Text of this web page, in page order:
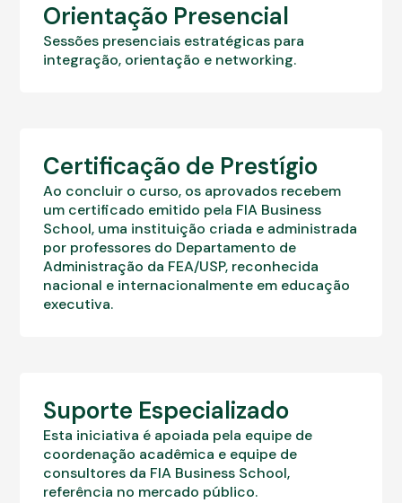
Orientação Presencial
Sessões presenciais estratégicas para
integração, orientação e networking.
Certificação de Prestígio
Ao concluir o curso, os aprovados recebem
um certificado emitido pela FIA Business
School, uma instituição criada e administrada
por professores do Departamento de
Administração da FEA/USP, reconhecida
nacional e internacionalmente em educação
executiva.
Suporte Especializado
Esta iniciativa é apoiada pela equipe de
coordenação acadêmica e equipe de
consultores da FIA Business School,
referência no mercado público.